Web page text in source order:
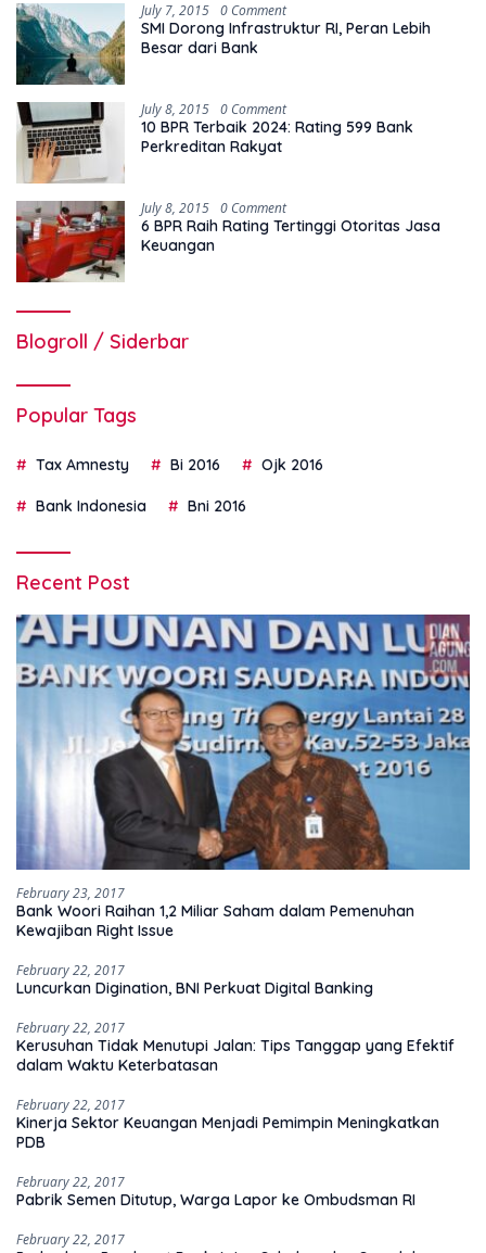
July 7, 2015 0 Comment
SMI Dorong Infrastruktur RI, Peran Lebih
Besar dari Bank
July 8, 2015 0 Comment
10 BPR Terbaik 2024: Rating 599 Bank
Perkreditan Rakyat
July 8, 2015 0 Comment
6 BPR Raih Rating Tertinggi Otoritas Jasa
Keuangan
Blogroll / Siderbar
Popular Tags
Tax Amnesty Bi 2016 Ojk 2016
Bank Indonesia Bni 2016
Recent Post
February 23, 2017
Bank Woori Raihan 1,2 Miliar Saham dalam Pemenuhan
Kewajiban Right Issue
February 22, 2017
Luncurkan Digination, BNI Perkuat Digital Banking
February 22, 2017
Kerusuhan Tidak Menutupi Jalan: Tips Tanggap yang Efektif
dalam Waktu Keterbatasan
February 22, 2017
Kinerja Sektor Keuangan Menjadi Pemimpin Meningkatkan
PDB
February 22, 2017
Pabrik Semen Ditutup, Warga Lapor ke Ombudsman RI
February 22, 2017